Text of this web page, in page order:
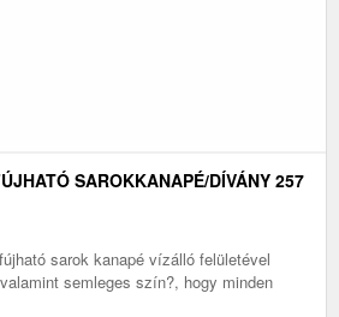
SAROKKANAPÉ/DÍVÁNY 257
sarok kanapé vízálló felületével
semleges szín?, hogy minden